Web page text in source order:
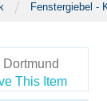
Fenstergiebel -
Dortmund
This Item